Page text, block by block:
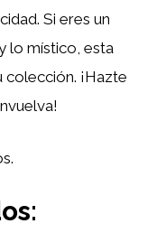
Si eres un
lo místico, esta
colección. ¡Hazte